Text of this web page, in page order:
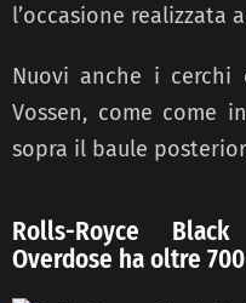
l’occasione realizzata
Nuovi anche i
Vossen, come come
sopra il baule
Rolls-Royce
Overdose ha oltre